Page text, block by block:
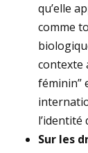
qu’elle
comme
contexte
féminin”
l’identité
Sur les